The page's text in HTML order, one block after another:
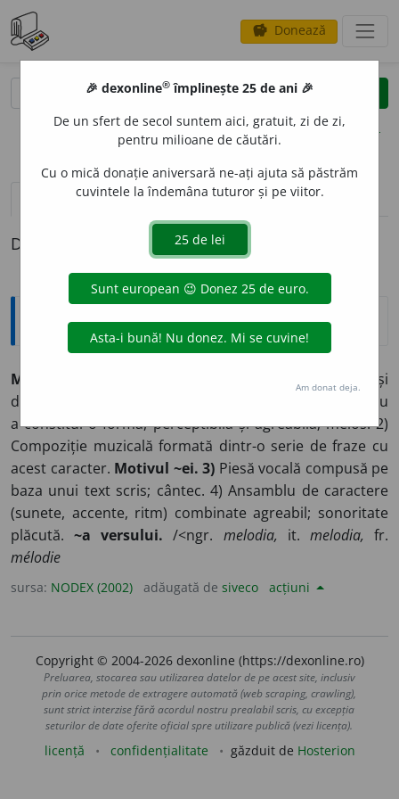
savings Donează
clear
opțiuni
definiții (1) pronunțievolume_up (50)
Definiția cu ID-ul 342849:
Explicative DEX
MELOD
1) Succesiune de sunete cu înălțime și
durată diferită, ordonate după regulile ritmului, pentru
a constitui o formă, perceptibilă și agreabilă; melos. 2)
Compoziție muzicală formată dintr-o serie de fraze cu
acest caracter. Motivul ~ei. 3) Piesă vocală compusă pe
baza unui text scris; cântec. 4) Ansamblu de caractere
(sunete, accente, ritm) combinate agreabil; sonoritate
plăcută.~a versului. /<ngr. melodia, it. melodia, fr.
mélodie
sursa: NODEX (2002) adăugată de siveco acțiuni
Copyright © 2004-2026 dexonline (https://dexonline.ro)
Preluarea, stocarea sau utilizarea datelor de pe acest site, inclusiv
prin orice metode de extragere automată (web scraping, crawling),
sunt strict interzise fără acordul nostru prealabil scris, cu excepția
seturilor de date oferite oficial spre utilizare publică (vezi licența).
licență confidențialitate găzduit de Hosterion
🎉 dexonline® împlinește 25 de ani 🎉
De un sfert de secol suntem aici, gratuit, zi de zi,
pentru milioane de căutări.
Cu o mică donație aniversară ne-ați ajuta să păstrăm
cuvintele la îndemâna tuturor și pe viitor.
Am donat deja.